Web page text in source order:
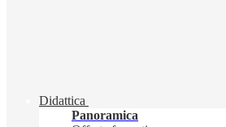
Didattica
Panoramica